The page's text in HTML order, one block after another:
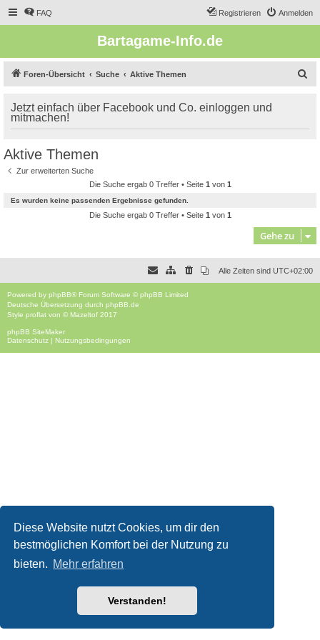
Diese Website nutzt Cookies, um dir den
bestmöglichen Komfort bei der Nutzung zu
bieten. Mehr erfahren
Verstanden!
FAQ Anmelden
Registrieren
Bartagame-Info.de
Foren-Übersicht Suche Aktive Themen
Jetzt einfach über Facebook und Co. einloggen und
mitmachen!
Aktive Themen
Zur erweiterten Suche
Die Suche ergab 0 Treffer • Seite 1 von 1
Es wurden keine passenden Ergebnisse gefunden.
Die Suche ergab 0 Treffer • Seite 1 von 1
Gehe zu
Alle Zeiten sind UTC+02:00
Powered by phpBB® Forum Software © phpBB Limited
Deutsche Übersetzung durch phpBB.de
Style proflat von © Mazeltof 2017
phpBB SiteMaker
Datenschutz | Nutzungsbedingungen